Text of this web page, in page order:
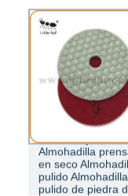
China Mejor
Almohadilla
en seco
pulido
pulido de piedra